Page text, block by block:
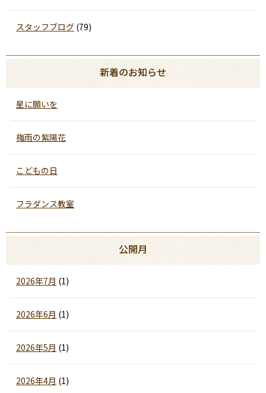
スタッフブログ (79)
新着のお知らせ
星に願いを
梅雨の紫陽花
こどもの日
フラダンス教室
公開月
2026年7月 (1)
2026年6月 (1)
2026年5月 (1)
2026年4月 (1)